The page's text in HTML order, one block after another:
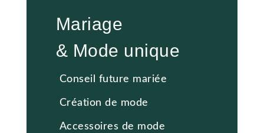
Mariage
& Mode unique
Conseil future mariée
Création de mode
Accessoires de mode